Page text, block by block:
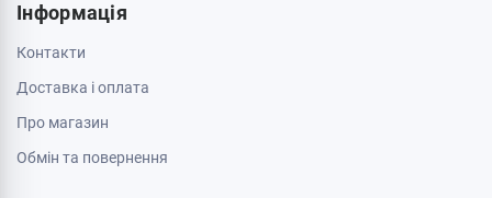
Інформація
Контакти
Доставка і оплата
Про магазин
Обмін та повернення